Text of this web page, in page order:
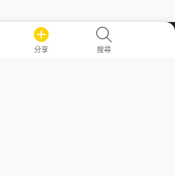
職場透明化運動
分享 搜尋